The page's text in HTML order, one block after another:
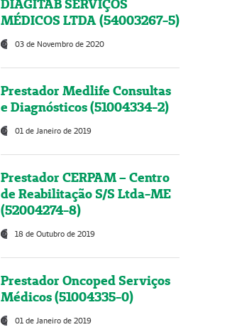
DIAGITAB SERVIÇOS
MÉDICOS LTDA (54003267-5)
03 de Novembro de 2020
Prestador Medlife Consultas
e Diagnósticos (51004334-2)
01 de Janeiro de 2019
Prestador CERPAM – Centro
de Reabilitação S/S Ltda-ME
(52004274-8)
18 de Outubro de 2019
Prestador Oncoped Serviços
Médicos (51004335-0)
01 de Janeiro de 2019